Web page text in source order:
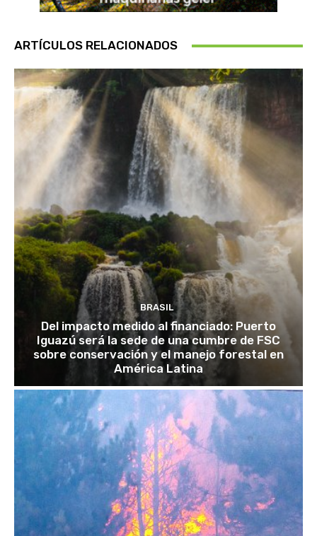
ARTÍCULOS RELACIONADOS
BRASIL
Del impacto medido al financiado: Puerto
Iguazú será la sede de una cumbre de FSC
sobre conservación y el manejo forestal en
América Latina